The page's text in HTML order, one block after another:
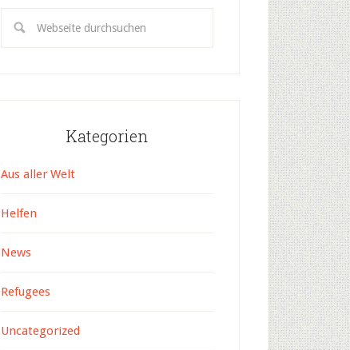
Kategorien
Aus aller Welt
Helfen
News
Refugees
Uncategorized